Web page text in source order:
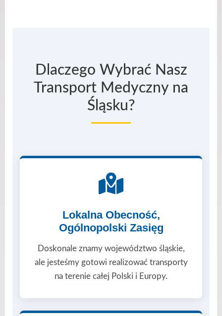
Dlaczego Wybrać Nasz
Transport Medyczny na
Śląsku?
Lokalna Obecność,
Ogólnopolski Zasięg
Doskonale znamy województwo śląskie,
ale jesteśmy gotowi realizować transporty
na terenie całej Polski i Europy.